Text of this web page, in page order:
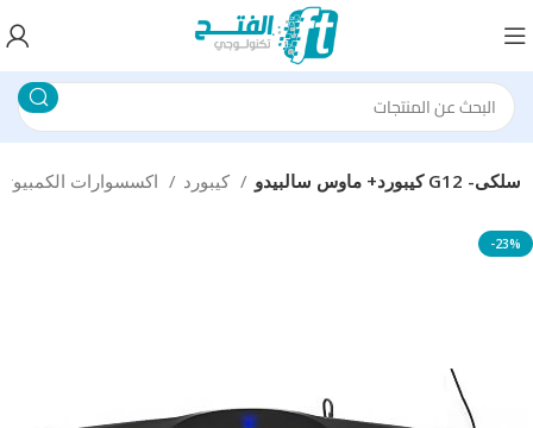
كيبورد كيبورد+ ماوس سالبيدو G12 -سلكى
-23%